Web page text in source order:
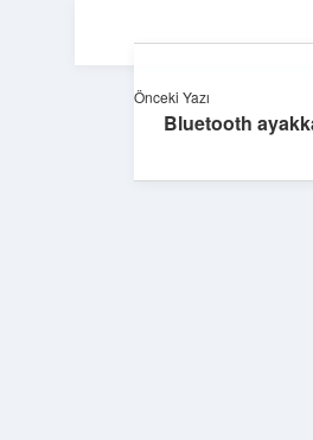
Önceki Yazı
Bluetooth